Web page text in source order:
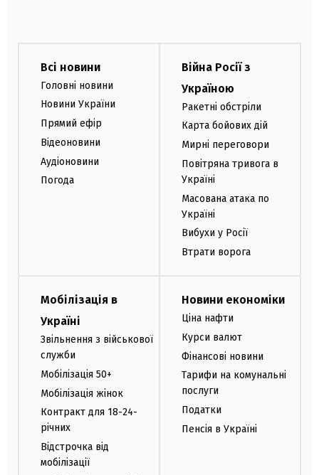
Всі новини
Головні новини
Новини України
Прямий ефір
Відеоновини
Аудіоновини
Погода
Війна Росії з
Україною
Ракетні обстріли
Карта бойових дій
Мирні переговори
Повітряна тривога в
Україні
Масована атака по
Україні
Вибухи у Росії
Втрати ворога
Мобілізація в
Україні
Звільнення з військової
служби
Мобілізація 50+
Мобілізація жінок
Контракт для 18-24-
річних
Відстрочка від
мобілізації
Новини економіки
Ціна нафти
Курси валют
Фінансові новини
Тарифи на комунальні
послуги
Податки
Пенсія в Україні